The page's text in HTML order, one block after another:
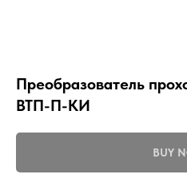
Преобразователь
ВТП-П-КИ
BUY